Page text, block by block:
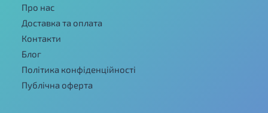
Про нас
Доставка та оплата
Контакти
Блог
Політика конфіденційності
Публічна оферта